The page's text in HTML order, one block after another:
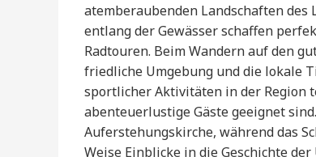
atemberaubenden Landschaften
entlang der Gewässer schaffen
Radtouren. Beim Wandern auf den
friedliche Umgebung und die lokale
sportlicher Aktivitäten in der Region
abenteuerlustige Gäste geeignet
Auferstehungskirche, während das
Weise Einblicke in die Geschichte